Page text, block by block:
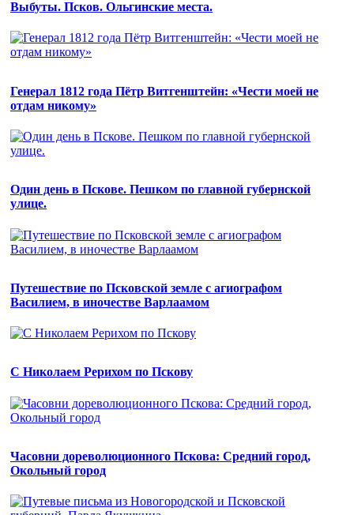
Выбуты. Псков. Ольгинские места.
Генерал 1812 года Пётр Витгенштейн: «Чести моей не
отдам никому»
Один день в Пскове. Пешком по главной губернской
улице.
Путешествие по Псковской земле с агиографом
Василием, в иночестве Варлаамом
С Николаем Рерихом по Пскову
Часовни дореволюционного Пскова: Средний город,
Окольный город